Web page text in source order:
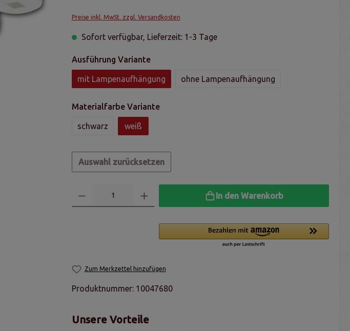
Preise inkl. MwSt. zzgl. Versandkosten
Sofort verfügbar, Lieferzeit: 1-3 Tage
Ausführung Variante
mit Lampenaufhängung ohne Lampenaufhängung
Materialfarbe Variante
schwarz weiß
Auswahl zurücksetzen
In den Warenkorb
Zum Merkzettel hinzufügen
Produktnummer: 10047680
Unsere Vorteile